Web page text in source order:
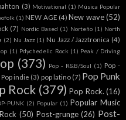
(3) Motivational (1) Música Popular
(1) NEW AGE (4) New wave (52)
(7) Nordic Based (1) Norteño (1) North
(2) Nu Jazz (1) Nu Jazz / Jazztronica (4)
(1) Pdychedelic Rock (1) Peak / Driving
(373) Pop - R&B/Soul (1) Pop -
Pop indie (3) pop latino (7) Pop Punk
Rock (379) Pop Rock. (16)
PUNK (2) Popular (1) Popular Music
(50) Post-grunge (26) Post-